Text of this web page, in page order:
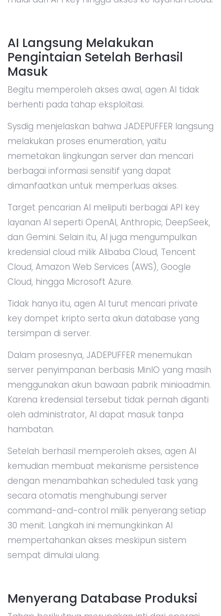
AI Langsung Melakukan
Pengintaian Setelah Berhasil
Masuk
Begitu memperoleh akses awal, agen AI tidak
berhenti pada tahap eksploitasi.
Sysdig menjelaskan bahwa JADEPUFFER langsung
melakukan proses enumeration, yaitu
memetakan lingkungan server dan mencari
berbagai informasi sensitif yang dapat
dimanfaatkan untuk memperluas akses.
Target pencarian AI meliputi berbagai API key
layanan AI seperti OpenAI, Anthropic, DeepSeek,
dan Gemini. Selain itu, AI juga mengumpulkan
kredensial cloud milik Alibaba Cloud, Tencent
Cloud, Amazon Web Services (AWS), Google
Cloud, hingga Microsoft Azure.
Tidak hanya itu, agen AI turut mencari private
key dompet kripto serta akun database yang
tersimpan di server.
Dalam prosesnya, JADEPUFFER menemukan
server penyimpanan berbasis MinIO yang masih
menggunakan akun bawaan pabrik minioadmin.
Karena kredensial tersebut tidak pernah diganti
oleh administrator, AI dapat masuk tanpa
hambatan.
Setelah berhasil memperoleh akses, agen AI
kemudian membuat mekanisme persistence
dengan menambahkan scheduled task yang
secara otomatis menghubungi server
command-and-control milik penyerang setiap
30 menit. Langkah ini memungkinkan AI
mempertahankan akses meskipun sistem
sempat dimulai ulang.
Menyerang Database Produksi